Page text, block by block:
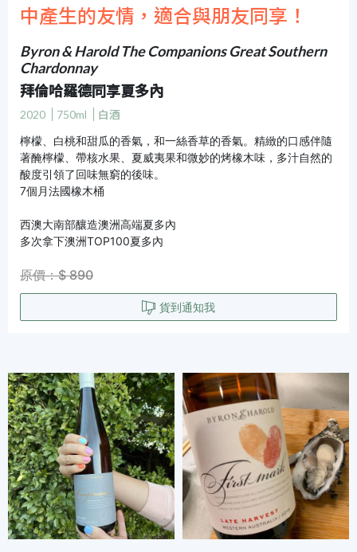
中產生的友情，適合與朋友同享！
Byron & Harold The Companions Great Southern
Chardonnay
拜倫哈羅德同享夏多內
2020 750ml
白酒
檸檬、白桃和甜瓜的香氣，和一絲香草的香氣。精緻的口感伴隨
著醃檸檬、帶核水果、夏威夷果和微妙的烤橡木味，多汁自然的
酸度引領了回味無窮的後味。
7個月法國橡木桶
西澳大南部釀造澳洲高端夏多內
多次拿下澳洲TOP100夏多內
原價：$ 890
貨到通知我